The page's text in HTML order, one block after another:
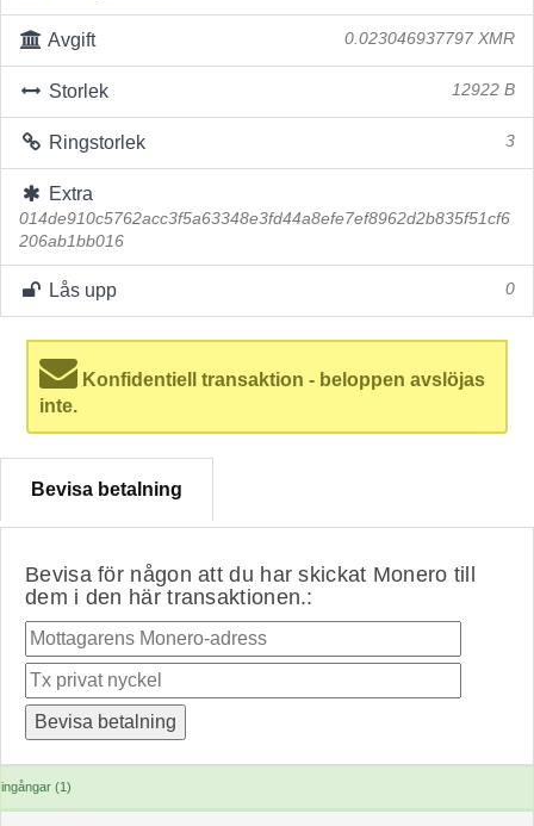
Avgift 0.023046937797 XMR
Storlek 12922 B
Ringstorlek 3
Extra
014de910c5762acc3f5a63348e3fd44a8efe7ef8962d2b835f51cf6
206ab1bb016
Lås upp 0
Konfidentiell transaktion - beloppen avslöjas
inte.
Bevisa betalning
Bevisa för någon att du har skickat Monero till
dem i den här transaktionen.:
ingångar (1)